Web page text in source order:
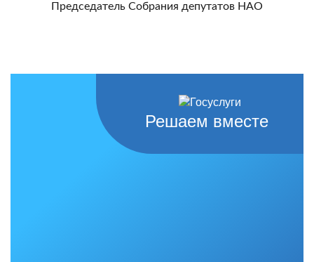
Председатель Собрания депутатов НАО
Решаем вместе